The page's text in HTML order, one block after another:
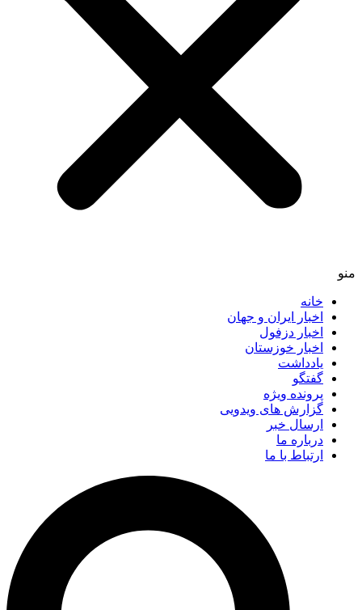
خانه
اخبار ایران و جهان
اخبار دزفول
اخبار خوزستان
یادداشت
گفتگو
پرونده ویژه
گزارش های ویدویی
ارسال خبر
درباره ما
ارتباط با ما